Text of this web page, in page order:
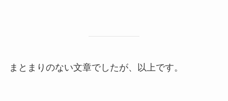
まとまりのない文章でしたが、以上です。